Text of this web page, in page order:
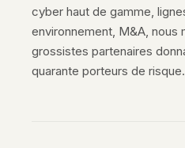
cyber haut de gamme,
environnement, M&A, nous
grossistes partenaires
quarante porteurs de risque.